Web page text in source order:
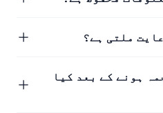
ملتی ہے؟
ہونے کے بعد کیا